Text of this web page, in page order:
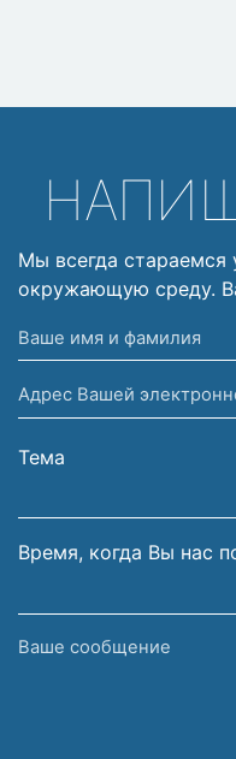
Мы всегда стараемся
окружающую среду.
Ваше
имя
и
фамилия
Адрес
Вашей
электронной
Тема
Время, когда Вы нас
Ваше